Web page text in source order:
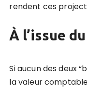
rendent ces
À l’issue
Si aucun des deux
la valeur